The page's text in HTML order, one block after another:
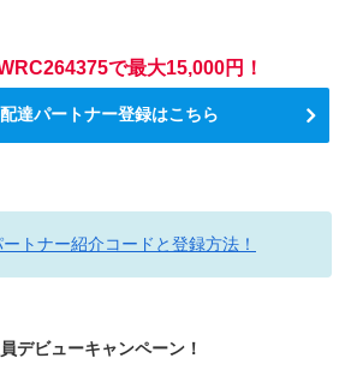
で最大15,000円！
達パートナー登録はこちら
トナー紹介コードと登録方法！
デビューキャンペーン！